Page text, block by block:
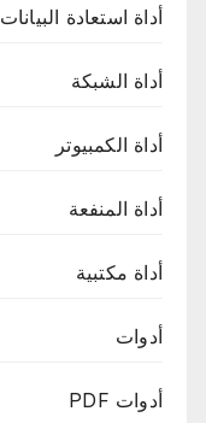
أداة استعادة البيانات
أداة الشبكة
أداة الكمبيوتر
أداة المنفعة
أداة مكتبية
أدوات
أدوات PDF